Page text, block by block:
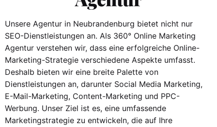
Unsere Agentur in Neubrandenburg bietet nicht nur
SEO-Dienstleistungen an. Als 360° Online Marketing
Agentur verstehen wir, dass eine erfolgreiche Online-
Marketing-Strategie verschiedene Aspekte umfasst.
Deshalb bieten wir eine breite Palette von
Dienstleistungen an, darunter Social Media Marketing,
E-Mail-Marketing, Content-Marketing und PPC-
Werbung. Unser Ziel ist es, eine umfassende
Marketingstrategie zu entwickeln, die auf Ihre